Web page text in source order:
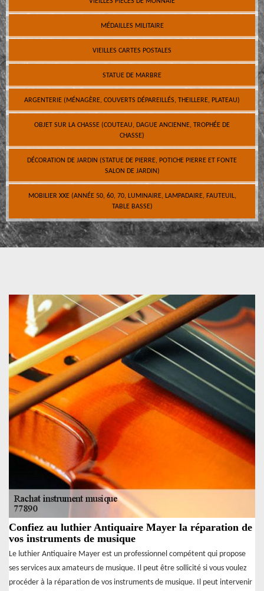
MÉDAILLES MILITAIRE
VIEILLES CARTES POSTALES
STATUE DE MARBRE
ARGENTERIE (MÉNAGÈRE, COUVERTS DÉPAREILLÉS, THEILLERE, PLATEAU)
OBJET SUR LA CHASSE (COUTEAU, DAGUE ANCIENNE, TROPHÉE DE
CHASSE)
DÉCORATION DE JARDIN (STATUE DE PIERRE, POTICHE PIERRE ET FONTE
SALON DE JARDIN)
MOBILIER XXE (ANNÉE 50, 60, 70, LUMINAIRE, LAMPADAIRE, FAUTEUIL,
TABLE BASSE)
Confiez au luthier Antiquaire Mayer la réparation de
vos instruments de musique
Le luthier Antiquaire Mayer est un professionnel compétent qui propose
ses services aux amateurs de musique. Il peut être sollicité si vous voulez
procéder à la réparation de vos instruments de musique. Il peut intervenir